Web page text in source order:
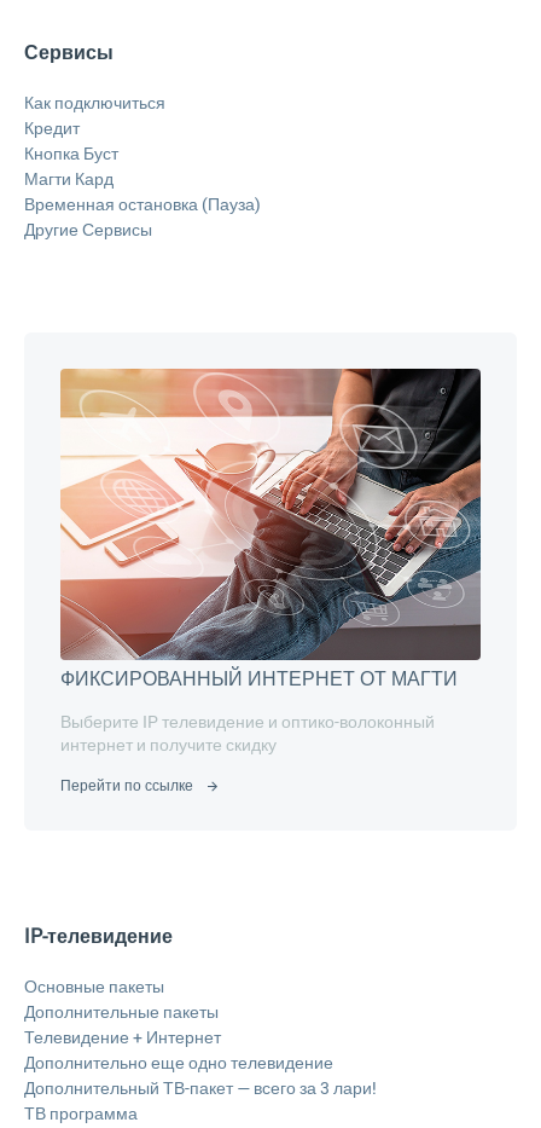
Сервисы
Как подключиться
Кредит
Кнопка Буст
Магти Кард
Временная остановка (Пауза)
Другие Сервисы
ФИКСИРОВАННЫЙ ИНТЕРНЕТ ОТ МАГТИ
Выберите IP телевидение и оптико-волоконный
интернет и получите скидку
Перейти по ссылке
IP-телевидение
Основные пакеты
Дополнительные пакеты
Телевидение + Интернет
Дополнительно еще одно телевидение
Дополнительный ТВ-пакет — всего за 3 лари!
ТВ программа